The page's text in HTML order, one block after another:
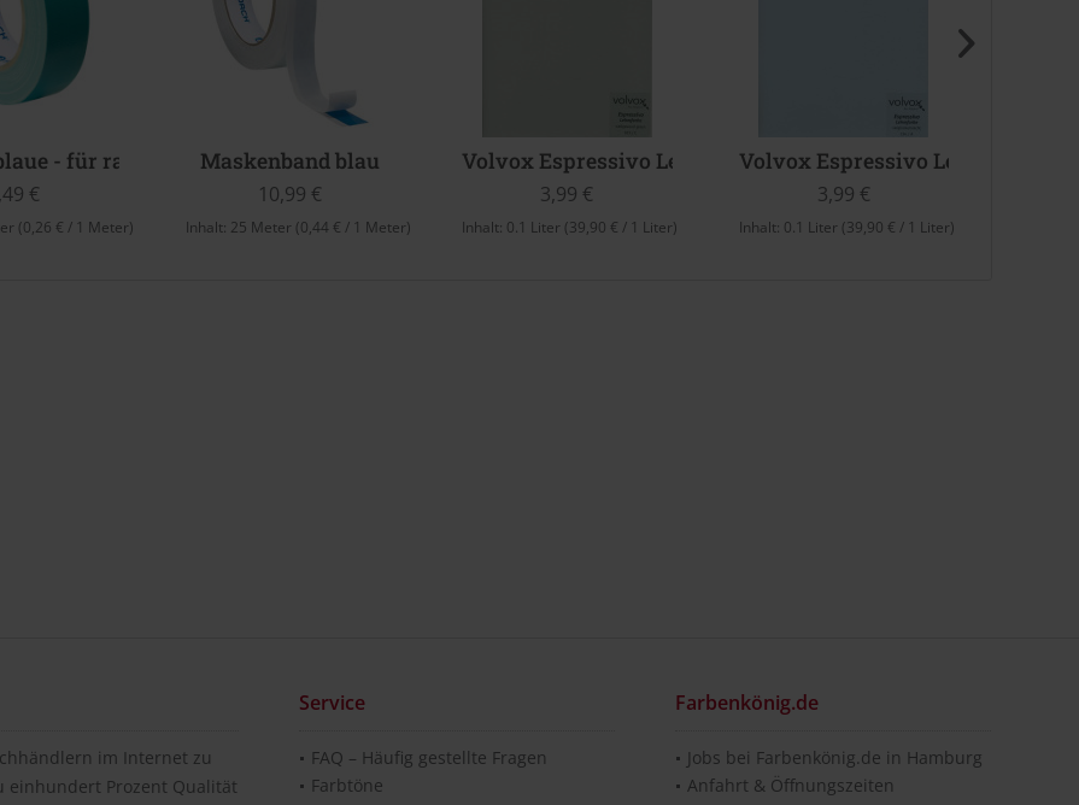
- für raue Untergründe
€
(0,26 € / 1 Meter)
Maskenband blau
10,99 €
Inhalt: 25 Meter (0,44 € / 1 Meter)
Volvox Espressivo Lehmfarbe (Wedgewood Green)
3,99 €
Inhalt: 0.1 Liter (39,90 € / 1 Liter)
Volvox Espressivo Lehmfarbe
3,99 €
Inhalt: 0.1 Liter (39,90 € / 1 Liter)
im Internet zu
einhundert Prozent Qualität
Service
FAQ – Häufig gestellte Fragen
Farbtöne
Farbenkönig.de
Jobs bei Farbenkönig.de in Hamburg
Anfahrt & Öffnungszeiten